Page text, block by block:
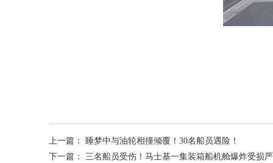
上一篇： 睡梦中与油轮相撞倾覆！30名船员遇险！
下一篇： 三名船员受伤！马士基一集装箱船机舱爆炸受损